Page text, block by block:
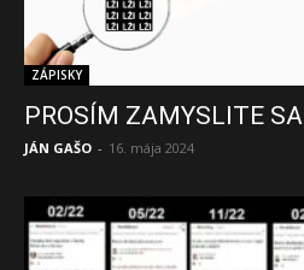
ZÁPISKY
PROSÍM ZAMYSLITE SA
JÁN GAŠO - 16. mája 2024